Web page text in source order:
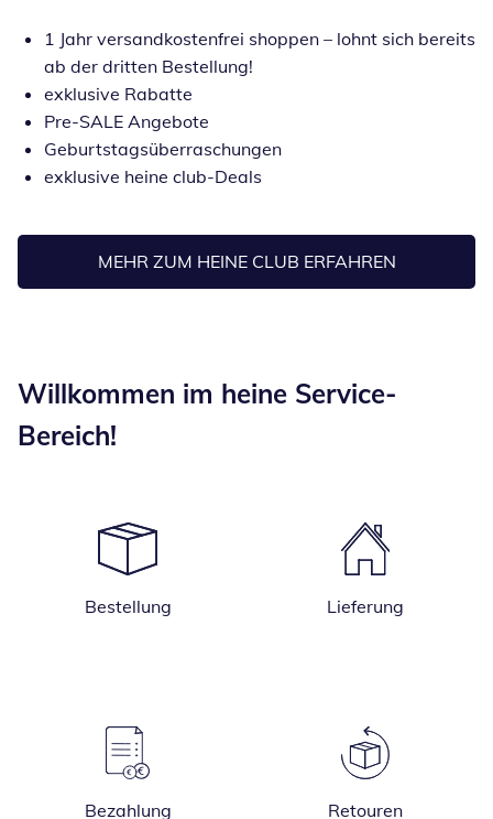
1 Jahr versandkostenfrei shoppen – lohnt sich bereits
ab der dritten Bestellung!
exklusive Rabatte
Pre-SALE Angebote
Geburtstagsüberraschungen
exklusive heine club-Deals
MEHR ZUM HEINE CLUB ERFAHREN
Willkommen im heine Service-
Bereich!
Bestellung Lieferung
Bezahlung Retouren